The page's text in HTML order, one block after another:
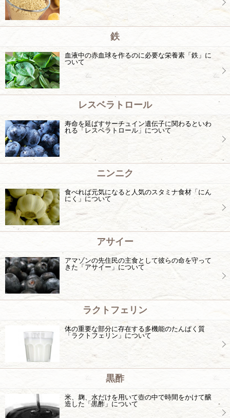
鉄
血液中の赤血球を作るのに必要な栄養素「鉄」に
ついて
レスベラトロール
寿命を延ばすサーチュイン遺伝子に関わるといわ
れる「レスベラトロール」について
ニンニク
食べれば元気になると人気のスタミナ食材「にん
にく」について
アサイー
アマゾンの先住民の主食として彼らの命を守って
きた「アサイー」について
ラクトフェリン
体の重要な部分に存在する多機能のたんぱく質
「ラクトフェリン」について
黒酢
米、麹、水だけを用いて壺の中で時間をかけて醸
造した「黒酢」について